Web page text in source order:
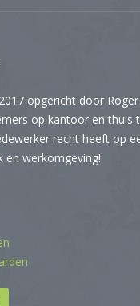
opgericht door
op kantoor en thuis
recht heeft op
en werkomgeving!